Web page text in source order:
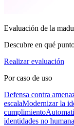
Evaluación de la
Descubre en qué
Realizar evaluación
Por caso de uso
Defensa contra
escalaModernizar la
cumplimiento
identidades no